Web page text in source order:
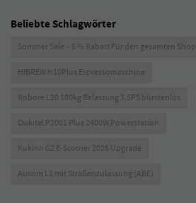
Beliebte Schlagwörter
Sommer Sale – 6 % Rabatt Für den gesamten Shop
HIBREW H10Plus Espressomaschine
Robore L20 180kg Belastung 3,5PS bürstenlos
Oukitel P2001 Plus 2400W Powerstation
Kukirin G2 E-Scooter 2026 Upgrade
Ausom L1 mit Straßenzulassung (ABE)